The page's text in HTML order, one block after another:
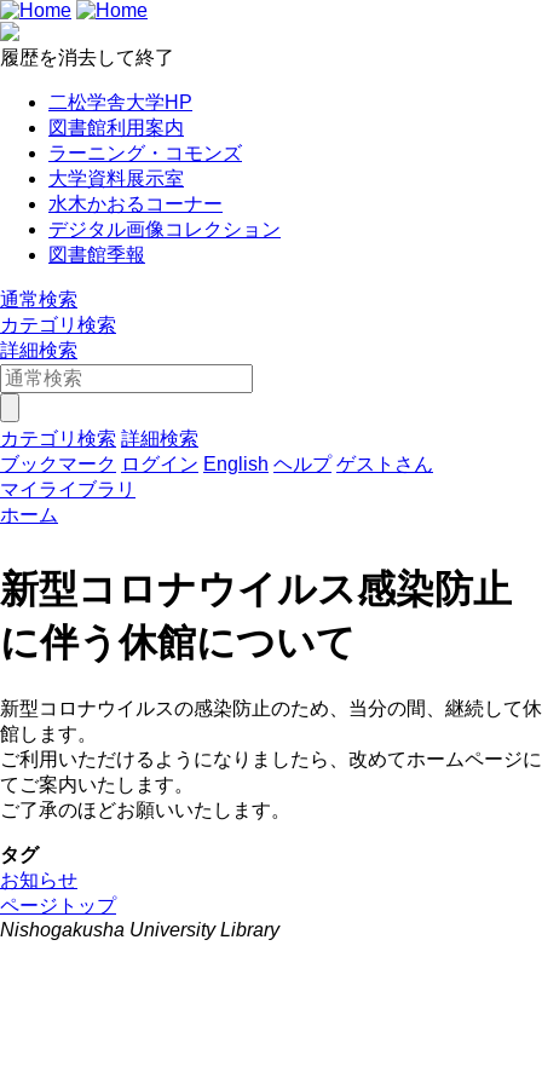
履歴を消去して終了
二松学舎大学HP
図書館利用案内
ラーニング・コモンズ
大学資料展示室
水木かおるコーナー
デジタル画像コレクション
図書館季報
通常検索
カテゴリ検索
詳細検索
カテゴリ検索 詳細検索
ブックマーク ログイン English ヘルプ ゲストさん
マイライブラリ
ホーム
新型コロナウイルス感染防止
に伴う休館について
新型コロナウイルスの感染防止のため、当分の間、継続して休
館します。
ご利用いただけるようになりましたら、改めてホームページに
てご案内いたします。
ご了承のほどお願いいたします。
タグ
お知らせ
ページトップ
Nishogakusha University Library